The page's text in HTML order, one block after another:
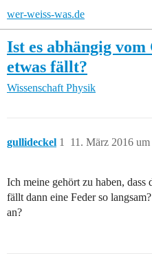
wer-weiss-was.de
Ist es abhängig
etwas fällt?
Wissenschaft Physik
gullideckel 11. März 2016
1
Ich meine gehört zu haben,
fällt dann eine Feder so
an?